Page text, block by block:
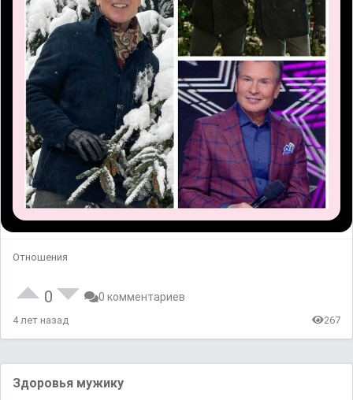
Отношения
0 0 комментариев
4 лет назад 267
Здopoвья мyжикy